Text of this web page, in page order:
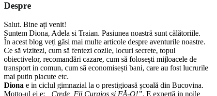
Despre
Salut. Bine ați venit!
Suntem Diona, Adela si Traian. Pasiunea noastră sunt călătoriile.
În acest blog veți găsi mai multe articole despre aventurile noastre.
Ce să vizitezi, cum să fentezi cozile, locuri secrete, topul
obiectivelor, recomandări cazare, cum să folosești mijloacele de
transport in comun, cum să economisești bani, care au fost lucrurile
mai putin placute etc.
Diona e in ciclul gimnazial la o prestigioasă școală din Bucovina.
Motto-ul ei e:
„Crede, Fii Curajos si FĂ-O!”. E expertă in noile